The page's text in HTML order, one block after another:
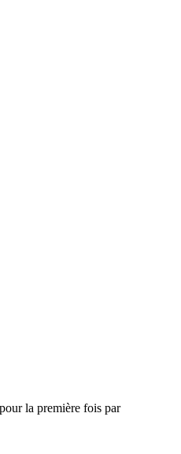
la première fois par